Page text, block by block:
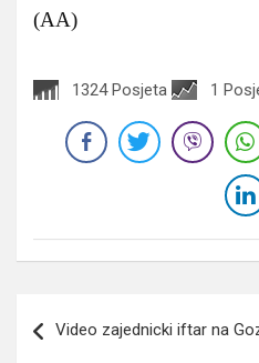
(AA)
1324 Posjeta 1
članaka
Video zajednicki iftar na